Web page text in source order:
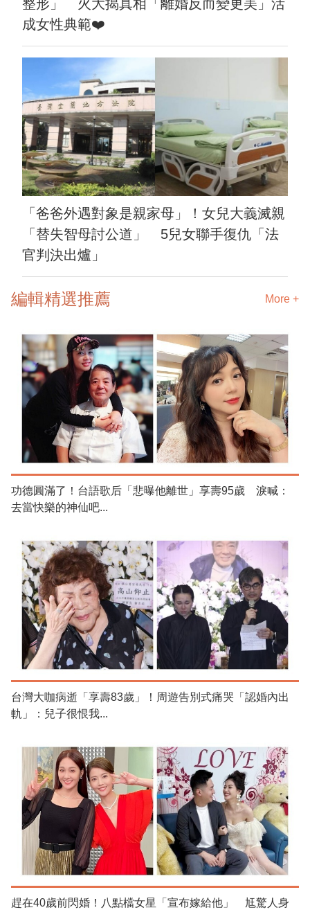
整形」 火大揭真相「離婚反而變更美」活
成女性典範❤️
「爸爸外遇對象是親家母」！女兒大義滅親
「替失智母討公道」 5兒女聯手復仇「法
官判決出爐」
編輯精選推薦 More +
功德圓滿了！台語歌后「悲曝他離世」享壽95歲 淚喊：
去當快樂的神仙吧...
台灣大咖病逝「享壽83歲」！周遊告別式痛哭「認婚內出
軌」：兒子很恨我...
趕在40歲前閃婚！八點檔女星「宣布嫁給他」 尪驚人身